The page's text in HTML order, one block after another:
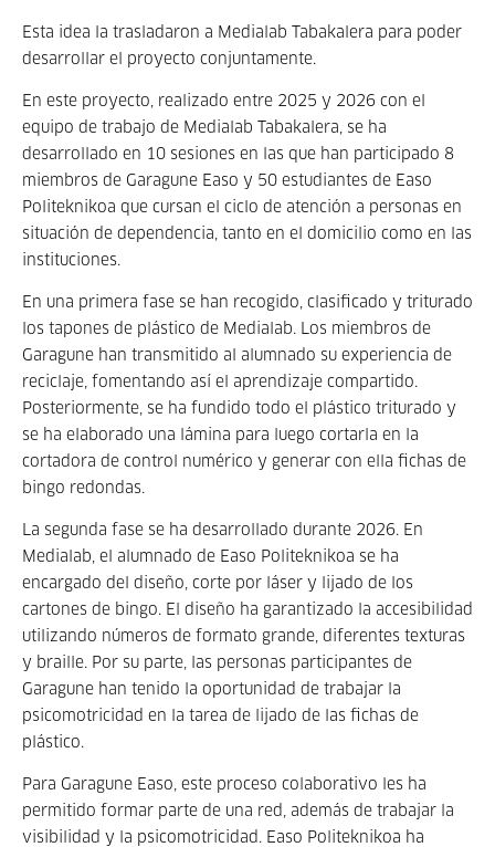
Esta idea la trasladaron a Medialab Tabakalera para poder
desarrollar el proyecto conjuntamente.
En este proyecto, realizado entre 2025 y 2026 con el
equipo de trabajo de Medialab Tabakalera, se ha
desarrollado en 10 sesiones en las que han participado 8
miembros de Garagune Easo y 50 estudiantes de Easo
Politeknikoa que cursan el ciclo de atención a personas en
situación de dependencia, tanto en el domicilio como en las
instituciones.
En una primera fase se han recogido, clasificado y triturado
los tapones de plástico de Medialab. Los miembros de
Garagune han transmitido al alumnado su experiencia de
reciclaje, fomentando así el aprendizaje compartido.
Posteriormente, se ha fundido todo el plástico triturado y
se ha elaborado una lámina para luego cortarla en la
cortadora de control numérico y generar con ella fichas de
bingo redondas.
La segunda fase se ha desarrollado durante 2026. En
Medialab, el alumnado de Easo Politeknikoa se ha
encargado del diseño, corte por láser y lijado de los
cartones de bingo. El diseño ha garantizado la accesibilidad
utilizando números de formato grande, diferentes texturas
y braille. Por su parte, las personas participantes de
Garagune han tenido la oportunidad de trabajar la
psicomotricidad en la tarea de lijado de las fichas de
plástico.
Para Garagune Easo, este proceso colaborativo les ha
permitido formar parte de una red, además de trabajar la
visibilidad y la psicomotricidad. Easo Politeknikoa ha